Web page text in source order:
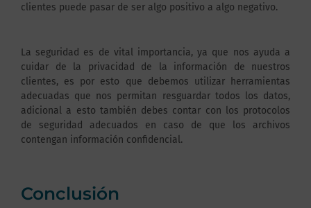
clientes puede pasar de ser algo positivo a algo negativo.
La seguridad es de vital importancia, ya que nos ayuda a
cuidar de la privacidad de la información de nuestros
clientes, es por esto que debemos utilizar herramientas
adecuadas que nos permitan resguardar todos los datos,
adicional a esto también debes contar con los protocolos
de seguridad adecuados en caso de que los archivos
contengan información confidencial.
Conclusión